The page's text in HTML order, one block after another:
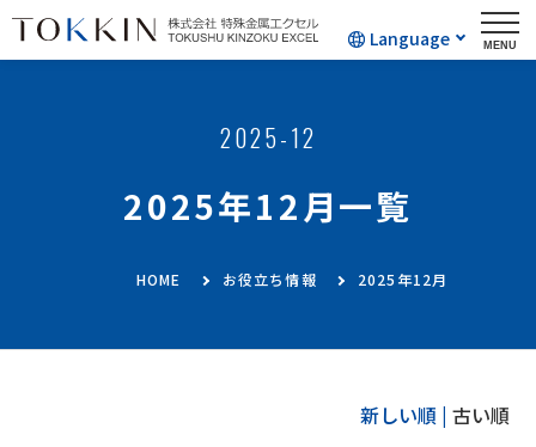
Language
2025-12
2025年12月一覧
HOME お役立ち情報 2025年12月
新しい順 | 古い順